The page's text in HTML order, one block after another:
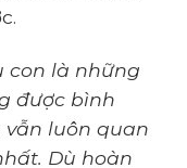
con là những
được bình
luôn quan
Dù hoàn